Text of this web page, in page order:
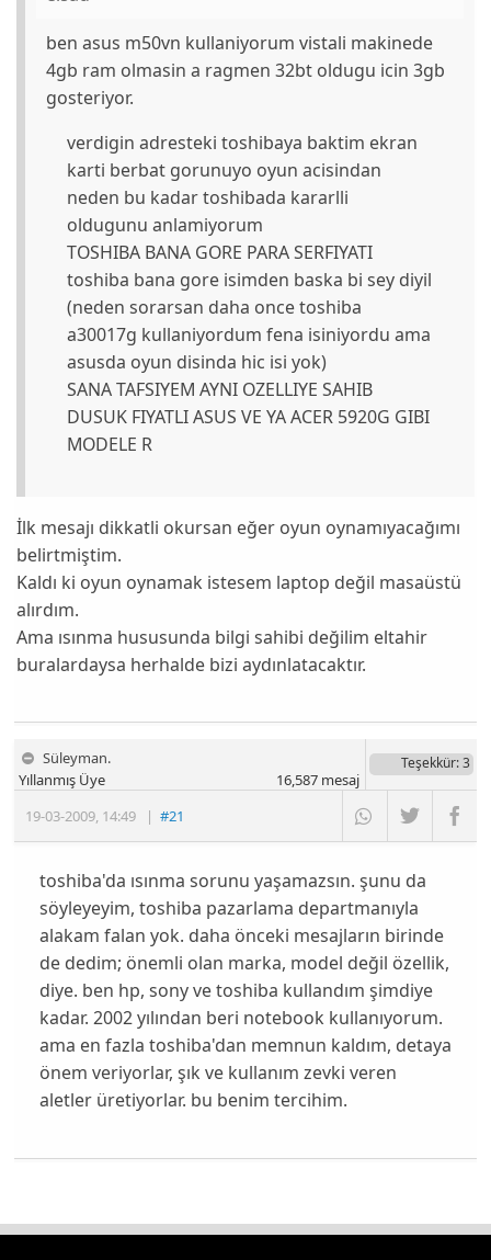
ben asus m50vn kullaniyorum vistali makinede
4gb ram olmasin a ragmen 32bt oldugu icin 3gb
gosteriyor.
verdigin adresteki toshibaya baktim ekran
karti berbat gorunuyo oyun acisindan
neden bu kadar toshibada kararlli
oldugunu anlamiyorum
TOSHIBA BANA GORE PARA SERFIYATI
toshiba bana gore isimden baska bi sey diyil
(neden sorarsan daha once toshiba
a30017g kullaniyordum fena isiniyordu ama
asusda oyun disinda hic isi yok)
SANA TAFSIYEM AYNI OZELLIYE SAHIB
DUSUK FIYATLI ASUS VE YA ACER 5920G GIBI
MODELE R
İlk mesajı dikkatli okursan eğer oyun oynamıyacağımı
belirtmiştim.
Kaldı ki oyun oynamak istesem laptop değil masaüstü
alırdım.
Ama ısınma hususunda bilgi sahibi değilim eltahir
buralardaysa herhalde bizi aydınlatacaktır.
Süleyman.
19-03-2009, 14:49 |#21
Yıllanmış Üye
Teşekkür: 3
16,587mesaj
toshiba'da ısınma sorunu yaşamazsın. şunu da
söyleyeyim, toshiba pazarlama departmanıyla
alakam falan yok. daha önceki mesajların birinde
de dedim; önemli olan marka, model değil özellik,
diye. ben hp, sony ve toshiba kullandım şimdiye
kadar. 2002 yılından beri notebook kullanıyorum.
ama en fazla toshiba'dan memnun kaldım, detaya
önem veriyorlar, şık ve kullanım zevki veren
aletler üretiyorlar. bu benim tercihim.